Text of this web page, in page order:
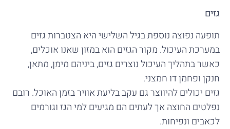
גזים
תופעה נפוצה נוספת בגיל השלישי היא הצטברות גזים
במערכת העיכול. מקור הגזים הוא במזון שאנו אוכלים,
כאשר בתהליך העיכול נוצרים גזים, ביניהם מימן, מתאן,
חנקן ופחמן דו חמצני.
גזים יכולים להיווצר גם עקב בליעת אוויר בזמן האוכל. רובם
נפלטים החוצה אך לעתים הם מגיעים למי הגז וגורמים
לכאבים ונפיחות.